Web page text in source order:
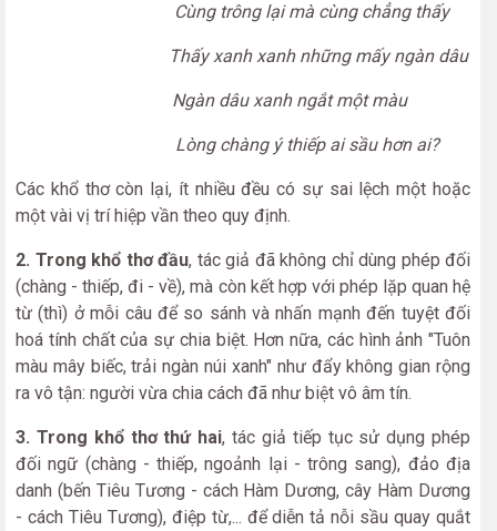
Cùng trông lại mà cùng chẳng thấy
Thấy xanh xanh những mấy ngàn dâu
Ngàn dâu xanh ngắt một màu
Lòng chàng ý thiếp ai sầu hơn ai?
Các khổ thơ còn lại, ít nhiều đều có sự sai lệch một hoặc
một vài vị trí hiệp vần theo quy định.
2. Trong khổ thơ đầu, tác giả đã không chỉ dùng phép đối
(chàng - thiếp, đi - về), mà còn kết hợp với phép lặp quan hệ
từ (thì) ở mỗi câu để so sánh và nhấn mạnh đến tuyệt đối
hoá tính chất của sự chia biệt. Hơn nữa, các hình ảnh "Tuôn
màu mây biếc, trải ngàn núi xanh" như đẩy không gian rộng
ra vô tận: người vừa chia cách đã như biệt vô âm tín.
3. Trong khổ thơ thứ hai, tác giả tiếp tục sử dụng phép
đối ngữ (chàng - thiếp, ngoảnh lại - trông sang), đảo địa
danh (bến Tiêu Tương - cách Hàm Dương, cây Hàm Dương
- cách Tiêu Tương), điệp từ,... để diễn tả nỗi sầu quay quắt